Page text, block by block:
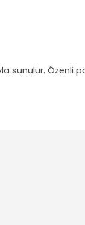
sunulur. Özenli